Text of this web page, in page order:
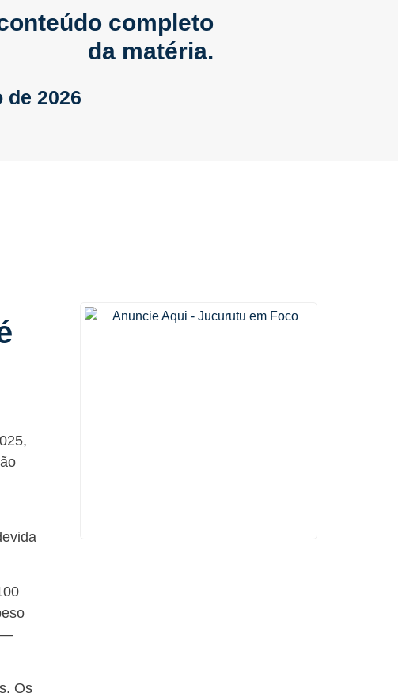
completo
da matéria.
de 2026
—
Os